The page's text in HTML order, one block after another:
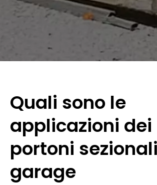
Quali sono le
applicazioni dei
portoni
garage